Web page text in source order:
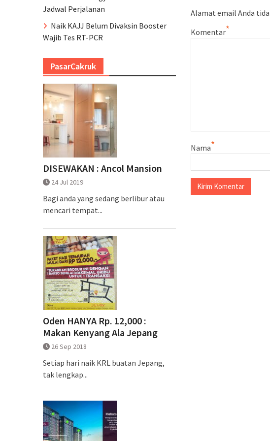
Alamat email Anda
Komentar*
Nama*
Jadwal Perjalanan
Naik KAJJ Belum Divaksin Booster
Wajib Tes RT-PCR
PasarCakruk
DISEWAKAN : Ancol Mansion
24 Jul 2019
Bagi anda yang sedang berlibur atau
mencari tempat...
Oden HANYA Rp. 12,000 :
Makan Kenyang Ala Jepang
26 Sep 2018
Setiap hari naik KRL buatan Jepang,
tak lengkap...